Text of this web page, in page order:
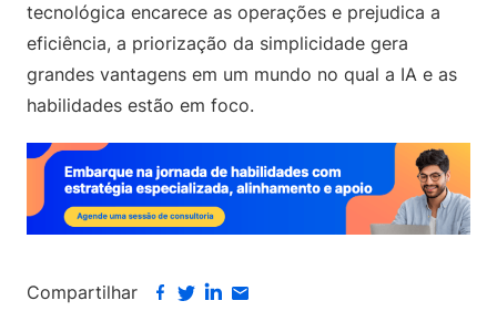
tecnológica encarece as operações e prejudica a
eficiência, a priorização da simplicidade gera
grandes vantagens em um mundo no qual a IA e as
habilidades estão em foco.
Compartilhar